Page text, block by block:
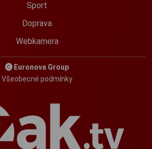
Sport
Doprava
Webkamera
Euronova Group
Všeobecné podmínky